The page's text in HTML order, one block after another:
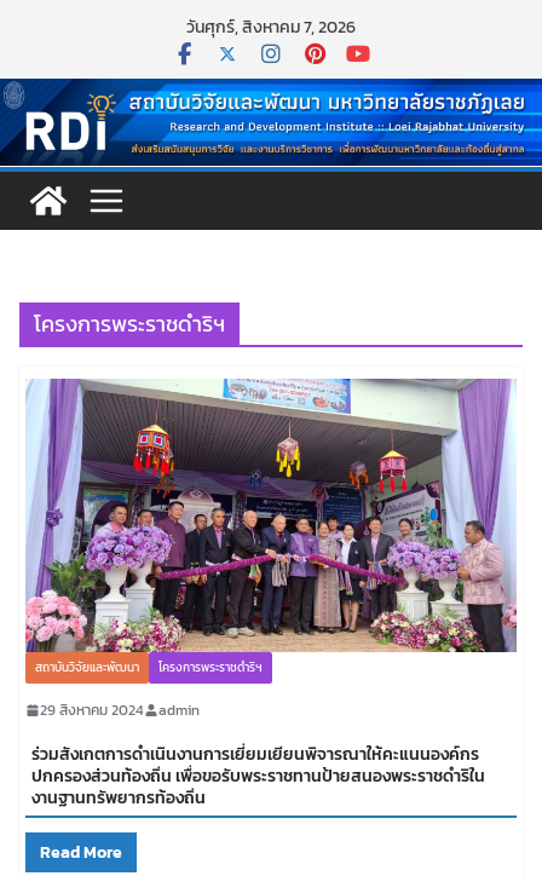
content
วันศุกร์, สิงหาคม 7, 2026
โครงการพระราชดำริฯ
สถาบันวิจัยและพัฒนา โครงการพระราชดำริฯ
29 สิงหาคม 2024 admin
ร่วมสังเกตการดำเนินงานการเยี่ยมเยียนพิจารณาให้คะแนนองค์กร
ปกครองส่วนท้องถิ่น เพื่อขอรับพระราชทานป้ายสนองพระราชดำริใน
งานฐานทรัพยากรท้องถิ่น
Read More